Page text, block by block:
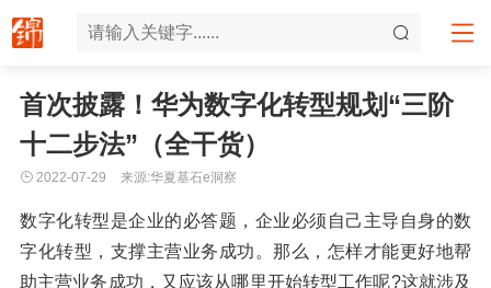
首次披露！华为数字化转型规划“三阶
十二步法”（全干货）
2022-07-29 来源:华夏基石e洞察
数字化转型是企业的必答题，企业必须自己主导自身的数
字化转型，支撑主营业务成功。那么，怎样才能更好地帮
助主营业务成功，又应该从哪里开始转型工作呢?这就涉及